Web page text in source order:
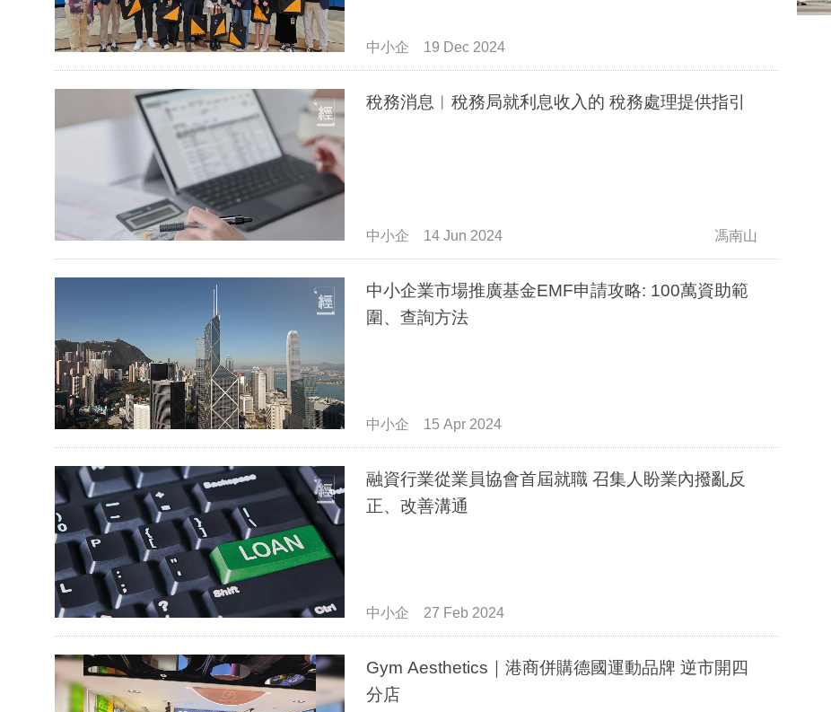
中小企 19 Dec 2024
稅務消息︳稅務局就利息收入的 稅務處理提供指引
中小企 14 Jun 2024 馮南山
中小企業市場推廣基金EMF申請攻略: 100萬資助範
圍、查詢方法
中小企 15 Apr 2024
融資行業從業員協會首屆就職 召集人盼業內撥亂反
正、改善溝通
中小企 27 Feb 2024
Gym Aesthetics｜港商併購德國運動品牌 逆市開四
分店